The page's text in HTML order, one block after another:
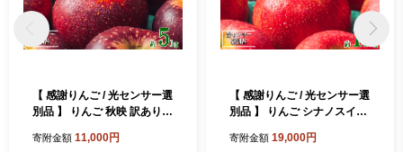
【 感謝りんご / 光センサー選
別品 】 りんご 秋映 訳あり 5
証 ながの農業協同組合 2026
寄附金額 11,000円
【 感謝りんご / 光センサー選
別品 】 りんご シナノスイー
0玉 ） 交換保証 ながの農業
寄附金額 19,000円